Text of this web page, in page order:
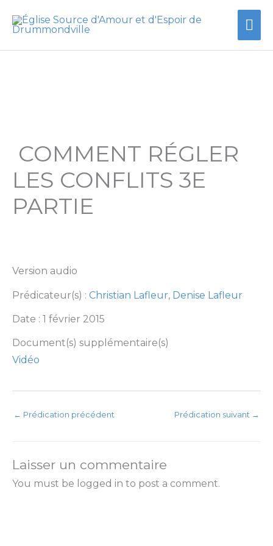
COMMENT RÉGLER
LES CONFLITS 3E
PARTIE
Version audio
Prédicateur(s) : Christian Lafleur, Denise Lafleur
Date : 1 février 2015
Document(s) supplémentaire(s)
Vidéo
← Prédication précédent Prédication suivant →
Laisser un commentaire
You must be logged in to post a comment.